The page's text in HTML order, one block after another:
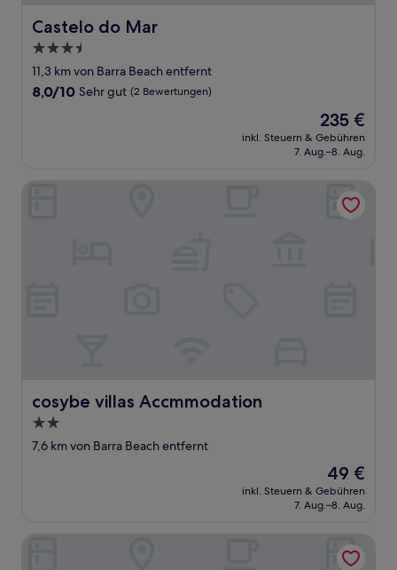
Castelo do Mar
Castelo do Mar
3.5-
Sterne-
Unterkunft
11,3 km von Barra Beach entfernt
8.0
Bewertungen)
8,0/10 Sehr gut (2 Bewertungen)
Der
Preis
beträgt
235 €
inkl. Steuern & Gebühren
7. Aug.–8. Aug.
cosybe villas Accmmodation
cosybe villas Accmmodation
2.0-
Sterne-
7,6 km von Barra Beach entfernt
Der
Preis
beträgt
49 €
inkl. Steuern & Gebühren
7. Aug.–8. Aug.